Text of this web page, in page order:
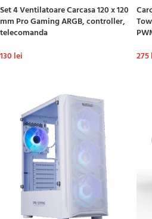
Set 4 Ventilatoare Carcasa 120 x 120
mm Pro Gaming ARGB, controller,
telecomanda
130 lei
275